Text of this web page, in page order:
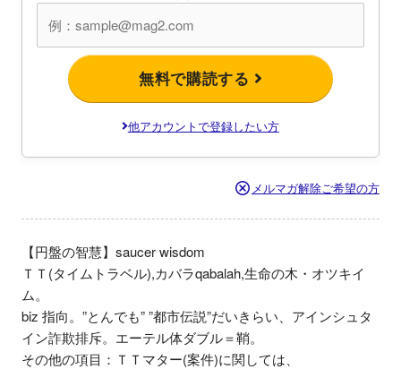
無料で購読する
他アカウントで登録したい方
メルマガ解除ご希望の方
【円盤の智慧】saucer wisdom
ＴＴ(タイムトラベル),カバラqabalah,生命の木・オツキイ
ム。
biz 指向。”とんでも” ”都市伝説”だいきらい、アインシュタ
イン詐欺排斥。エーテル体ダブル＝鞘。
その他の項目：ＴＴマター(案件)に関しては、